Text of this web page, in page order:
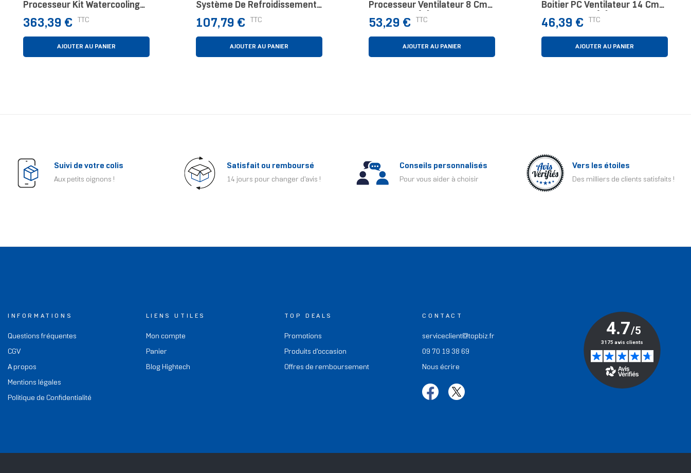
Processeur Kit Watercooling
Prix
363,39 € TTC
AJOUTER AU PANIER
Système De Refroidissement
D’ordinateur Processeur
Dissipateur
Thermique/Radiateur
Prix
107,79 € TTC
AJOUTER AU PANIER
Processeur Ventilateur 8 Cm
Noir 4 Pièce(s)
Prix
53,29 € TTC
AJOUTER AU PANIER
Boitier PC Ventilateur 14 Cm
Blanc 1 Pièce(s)
Prix
46,39 € TTC
AJOUTER AU PANIER
Suivi de votre colis
Aux petits oignons !
Satisfait ou remboursé
14 jours pour changer d'avis !
Conseils personnalisés
Pour vous aider à choisir
Vers les étoiles
Des milliers de clients satisfaits !
INFORMATIONS
Questions fréquentes
CGV
A propos
Mentions légales
Politique de Confidentialité
LIENS UTILES
Mon compte
Panier
Blog Hightech
TOP DEALS
Promotions
Produits d'occasion
Offres de remboursement
CONTACT
serviceclient@topbiz.fr
09 70 19 38 69
Nous écrire